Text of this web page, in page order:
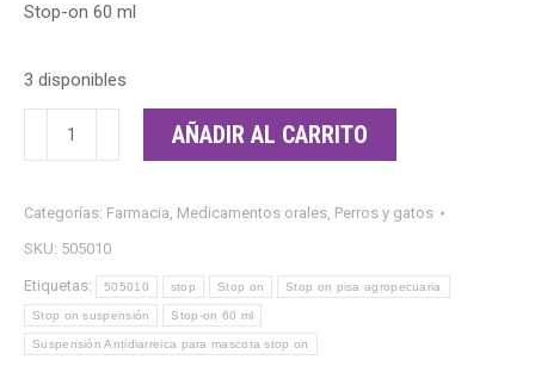
Stop-on 60 ml
3 disponibles
on
ml
cantidad
AÑADIR AL CARRITO
Categorías: Farmacia, Medicamentos orales, Perros y gatos
SKU: 505010
Etiquetas: 505010 stop Stop on Stop on pisa agropecuaria
Stop on suspensión Stop-on 60 ml
Suspensión Antidiarreica para mascota stop on